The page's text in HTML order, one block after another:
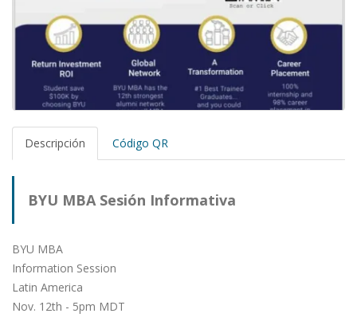
Descripción Código QR
BYU MBA Sesión Informativa
BYU MBA
Information Session
Latin America
Nov. 12th - 5pm MDT